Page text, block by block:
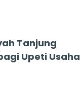
Tanjung
Upeti Usaha